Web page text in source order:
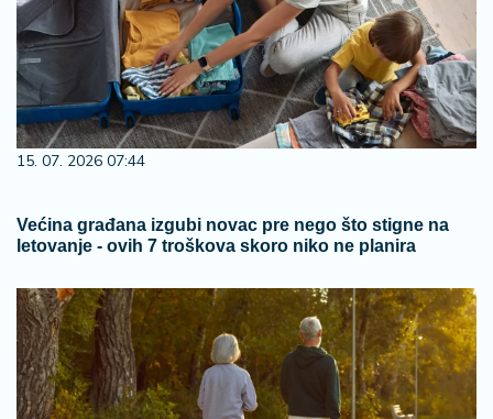
15. 07. 2026 07:44
Većina građana izgubi novac pre nego što stigne na
letovanje - ovih 7 troškova skoro niko ne planira